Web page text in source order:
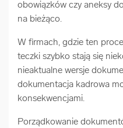
obowiązków czy aneksy
na bieżąco.
W firmach, gdzie ten
teczki szybko stają się
nieaktualne wersje
dokumentacja kadrowa
konsekwencjami.
Porządkowanie